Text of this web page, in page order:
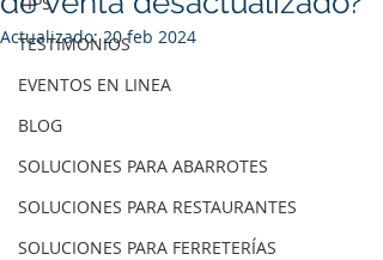
TESTIMONIOS
EVENTOS EN LINEA
BLOG
SOLUCIONES PARA ABARROTES
SOLUCIONES PARA RESTAURANTES
SOLUCIONES PARA FERRETERÍAS
Actualizado:20 feb 2024